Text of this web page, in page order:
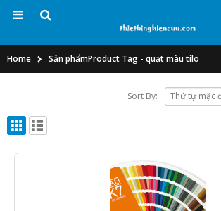
Home Sản phẩmProduct Tag - quạt màu tilo
Sort By: